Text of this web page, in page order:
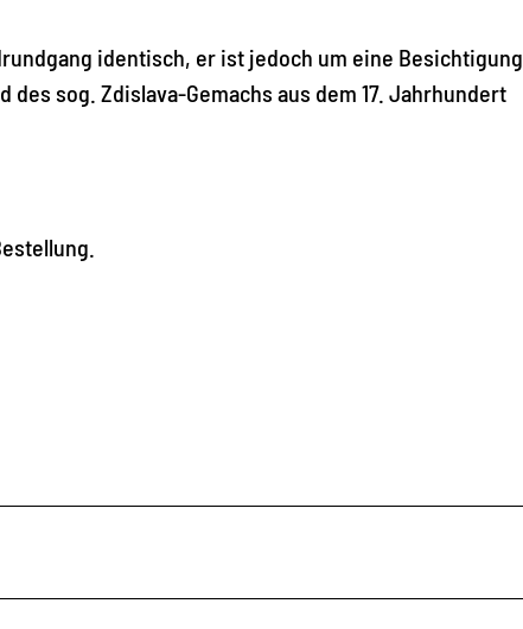
identisch, er ist jedoch um eine Besichtigung
sog. Zdislava-Gemachs aus dem 17. Jahrhundert